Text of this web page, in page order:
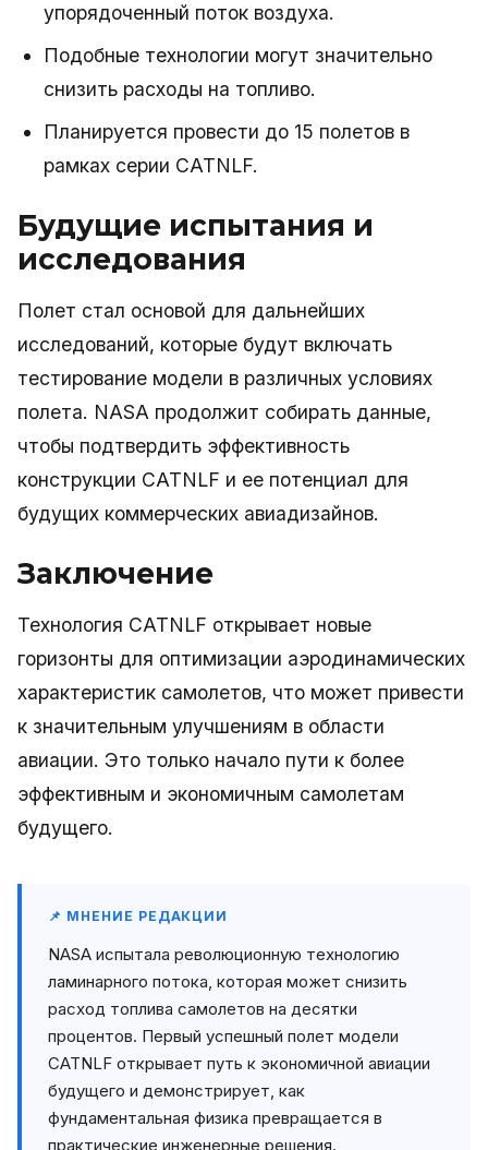
упорядоченный поток воздуха.
Подобные технологии могут значительно
снизить расходы на топливо.
Планируется провести до 15 полетов в
рамках серии CATNLF.
Будущие испытания и
исследования
Полет стал основой для дальнейших
исследований, которые будут включать
тестирование модели в различных условиях
полета. NASA продолжит собирать данные,
чтобы подтвердить эффективность
конструкции CATNLF и ее потенциал для
будущих коммерческих авиадизайнов.
Заключение
Технология CATNLF открывает новые
горизонты для оптимизации аэродинамических
характеристик самолетов, что может привести
к значительным улучшениям в области
авиации. Это только начало пути к более
эффективным и экономичным самолетам
будущего.
📌 МНЕНИЕ РЕДАКЦИИ
NASA испытала революционную технологию
ламинарного потока, которая может снизить
расход топлива самолетов на десятки
процентов. Первый успешный полет модели
CATNLF открывает путь к экономичной авиации
будущего и демонстрирует, как
фундаментальная физика превращается в
практические инженерные решения.